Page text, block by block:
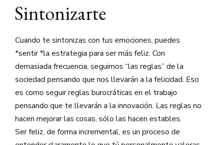
Sintonizarte
Cuando te sintonizas con tus emociones, puedes
*sentir *la estrategia para ser más feliz. Con
demasiada frecuencia, seguimos “las reglas” de la
sociedad pensando que nos llevarán a la felicidad. Eso
es como seguir reglas burocráticas en el trabajo
pensando que te llevarán a la innovación. Las reglas no
hacen mejorar las cosas, sólo las hacen estables.
Ser feliz, de forma incremental, es un proceso de